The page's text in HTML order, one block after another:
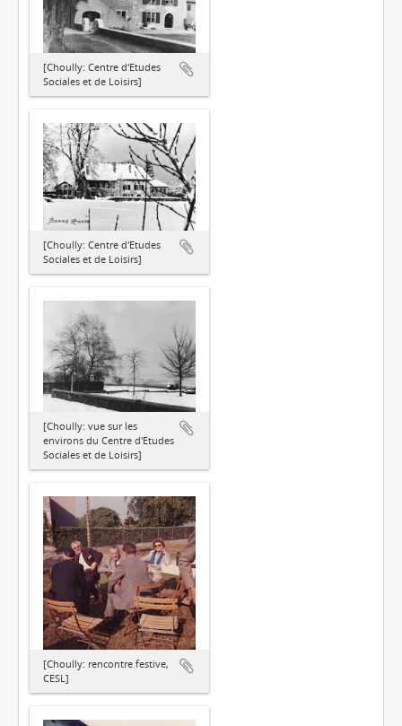
[Choully: Centre d'Etudes
Sociales et de Loisirs]
[Choully: Centre d'Etudes
Sociales et de Loisirs]
[Choully: vue sur les
environs du Centre d'Etudes
Sociales et de Loisirs]
[Choully: rencontre festive,
CESL]